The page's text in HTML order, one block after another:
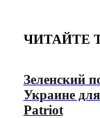
ЧИТАЙТЕ
Зеленский
Украине
Patriot